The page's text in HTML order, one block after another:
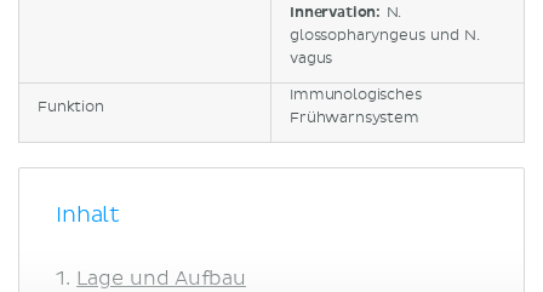
Innervation: N.
glossopharyngeus und N.
vagus
Funktion
Immunologisches
Frühwarnsystem
Inhalt
Lage und Aufbau